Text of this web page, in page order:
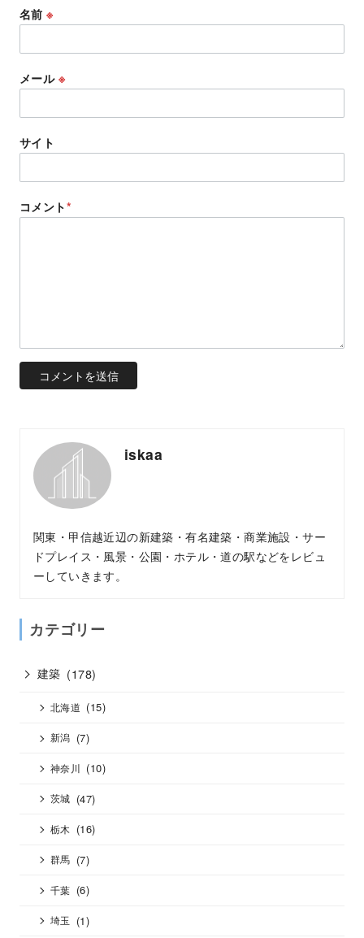
名前※
メール ※
サイト
コメント*
iskaa
関東・甲信越近辺の新建築・有名建築・商業施設・サー
ドプレイス・風景・公園・ホテル・道の駅などをレビュ
ーしていきます。
カテゴリー
建築 (178)
北海道 (15)
新潟 (7)
神奈川 (10)
茨城 (47)
栃木 (16)
群馬 (7)
千葉 (6)
埼玉 (1)